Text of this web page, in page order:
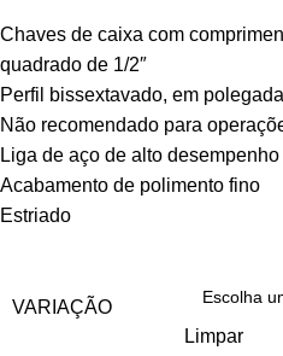
Chaves de caixa com
quadrado de 1/2″
Perfil bissextavado, em
Não recomendado para
Liga de aço de alto desempenho
Acabamento de polimento fino
Estriado
VARIAÇÃO
Limpar